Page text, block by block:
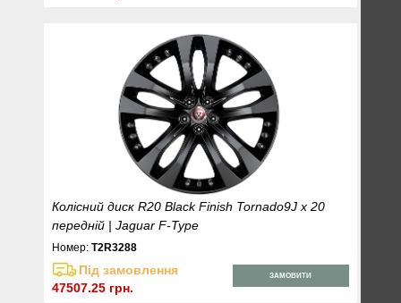
Колісний диск R20 Black Finish Tornado9J x 20
передній | Jaguar F-Type
Номер:T2R3288
Під замовлення
47507.25 грн.
ЗАМОВИТИ